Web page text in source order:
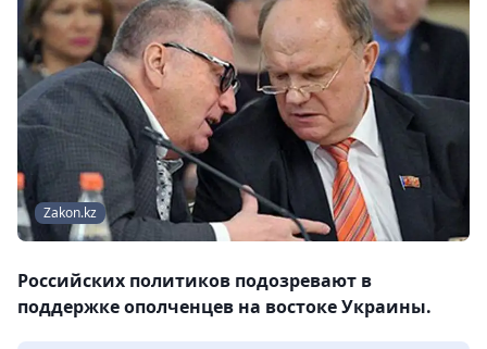
Zakon.kz
Российских политиков подозревают в
поддержке ополченцев на востоке Украины.